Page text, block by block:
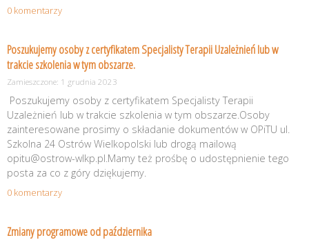
0 komentarzy
Poszukujemy osoby z certyfikatem Specjalisty Terapii Uzależnień lub w
trakcie szkolenia w tym obszarze.
Zamieszczone: 1 grudnia 2023
Poszukujemy osoby z certyfikatem Specjalisty Terapii
Uzależnień lub w trakcie szkolenia w tym obszarze.Osoby
zainteresowane prosimy o składanie dokumentów w OPiTU ul.
Szkolna 24 Ostrów Wielkopolski lub drogą mailową
opitu@ostrow-wlkp.pl.Mamy też prośbę o udostępnienie tego
posta za co z góry dziękujemy.
0 komentarzy
Zmiany programowe od października